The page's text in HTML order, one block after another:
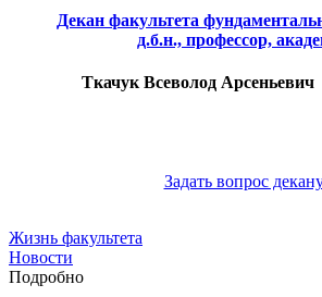
Декан факультета
д.б.н., профессор,
Ткачук Всеволод Арсеньевич
Задать вопрос
Жизнь факультета
Новости
Подробно